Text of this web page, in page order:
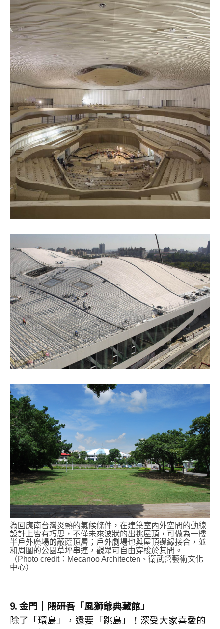
為回應南台灣炎熱的氣候條件，在建築室內外空間的動線
設計上皆有巧思，不僅未來波狀的出挑屋頂，可做為一樓
半戶外廣場的蔽蔭頂層；戶外劇場也與屋頂邊緣接合，並
和周圍的公園草坪串連，觀眾可自由穿梭於其間。
（Photo credit：Mecanoo Architecten、衛武營藝術文化
中心）
9.金門│ 隈研吾「風獅爺典藏館」
除了「環島」，還要「跳島」！深受大家喜愛的